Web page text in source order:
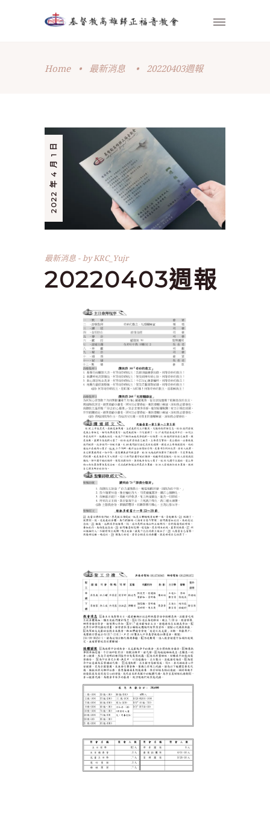
Home • 最新消息 • 20220403週報
2022 年 4 月 1 日
最新消息 byKRC_Yujr
20220403週報